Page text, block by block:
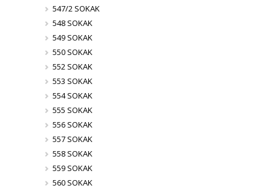
547/2 SOKAK
548 SOKAK
549 SOKAK
550 SOKAK
552 SOKAK
553 SOKAK
554 SOKAK
555 SOKAK
556 SOKAK
557 SOKAK
558 SOKAK
559 SOKAK
560 SOKAK